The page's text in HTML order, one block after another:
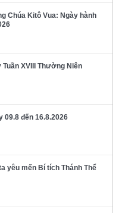
Chúa Kitô Vua: Ngày hành
XVIII Thường Niên
09.8 đến 16.8.2026
yêu mến Bí tích Thánh Thể